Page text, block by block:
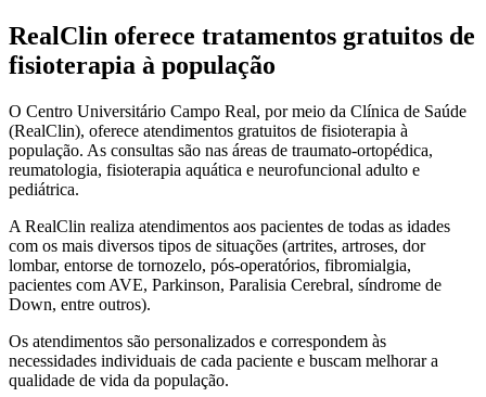
RealClin oferece tratamentos gratuitos de
fisioterapia à população
O Centro Universitário Campo Real, por meio da Clínica de Saúde
(RealClin), oferece atendimentos gratuitos de fisioterapia à
população. As consultas são nas áreas de traumato-ortopédica,
reumatologia, fisioterapia aquática e neurofuncional adulto e
pediátrica.
A RealClin realiza atendimentos aos pacientes de todas as idades
com os mais diversos tipos de situações (artrites, artroses, dor
lombar, entorse de tornozelo, pós-operatórios, fibromialgia,
pacientes com AVE, Parkinson, Paralisia Cerebral, síndrome de
Down, entre outros).
Os atendimentos são personalizados e correspondem às
necessidades individuais de cada paciente e buscam melhorar a
qualidade de vida da população.